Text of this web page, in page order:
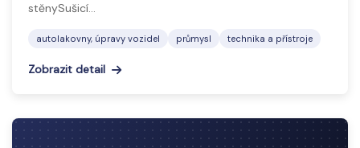
stěnySušicí…
autolakovny, úpravy vozidel průmysl technika a přístroje
Zobrazit detail